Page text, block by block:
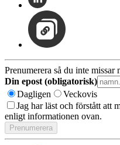
Prenumerera så du inte missar
Din epost (obligatorisk)
Dagligen
Veckovis
Jag har läst och förstått att
enligt informationen ovan.